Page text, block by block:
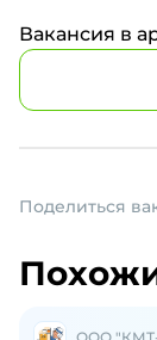
Вакансия в
Поделиться